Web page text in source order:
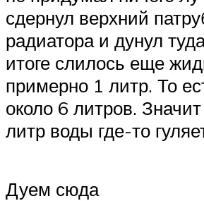
сдернул верхний
радиатора и дунул
итоге слилось еще
примерно 1 литр. То
около 6 литров.
литр воды где-то
Дуем сюда